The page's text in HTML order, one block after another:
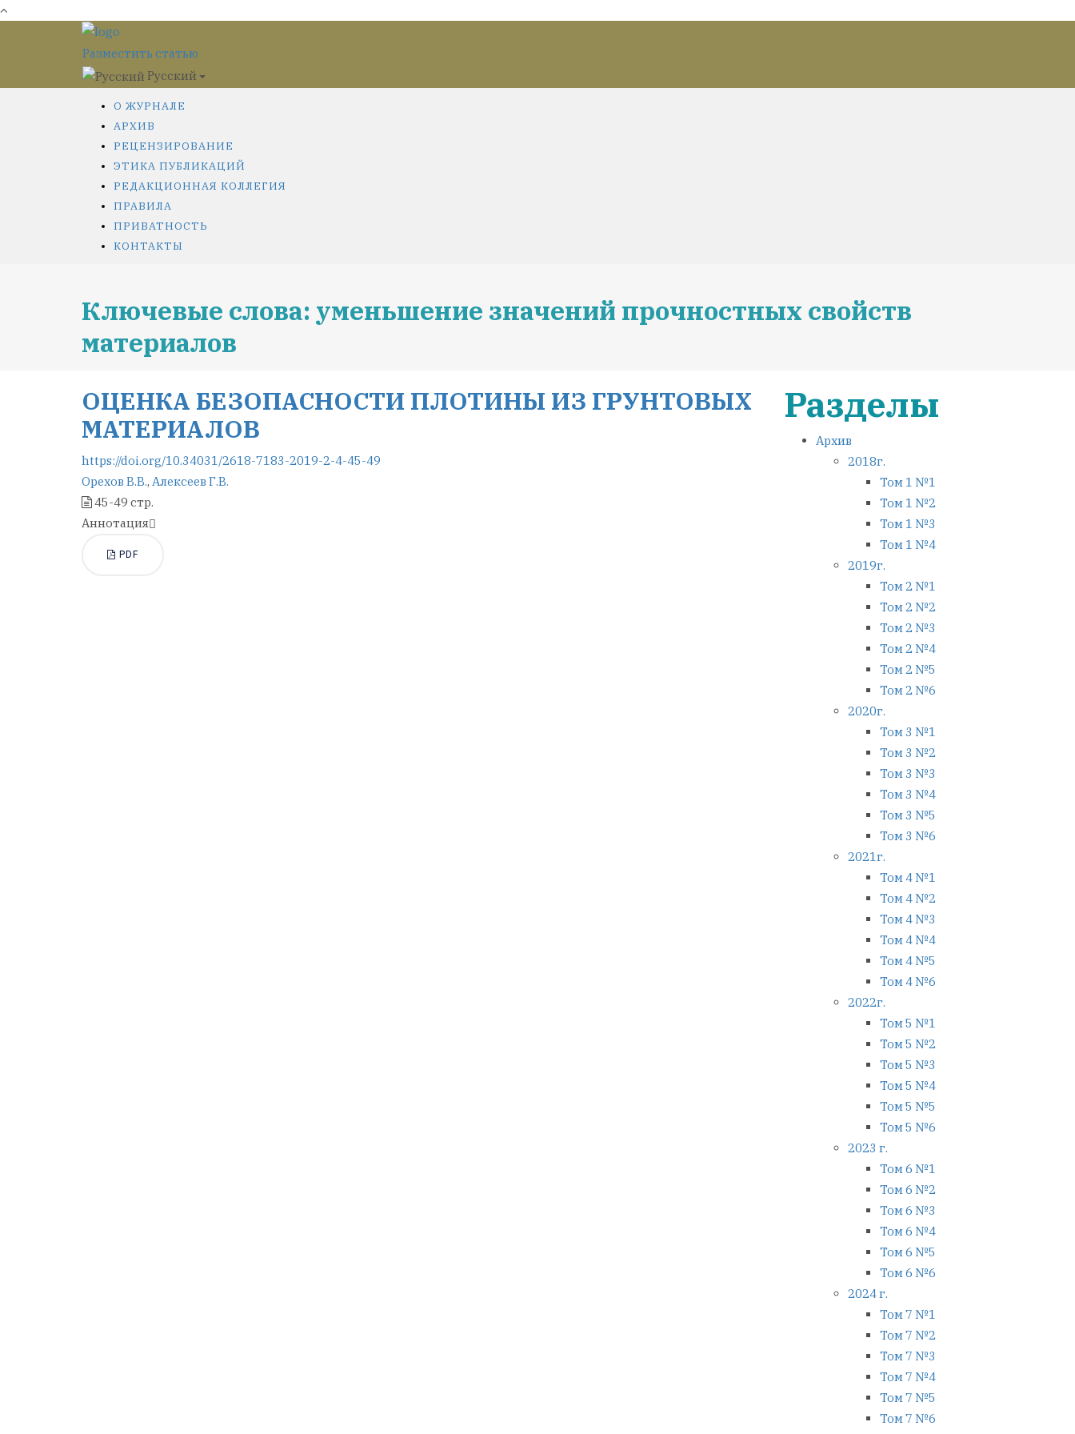
Разместить статью
Русский
О ЖУРНАЛЕ
АРХИВ
РЕЦЕНЗИРОВАНИЕ
ЭТИКА ПУБЛИКАЦИЙ
РЕДАКЦИОННАЯ КОЛЛЕГИЯ
ПРАВИЛА
ПРИВАТНОСТЬ
КОНТАКТЫ
Ключевые слова: уменьшение значений прочностных свойств
материалов
ОЦЕНКА БЕЗОПАСНОСТИ ПЛОТИНЫ ИЗ ГРУНТОВЫХ
МАТЕРИАЛОВ
https://doi.org/10.34031/2618-7183-2019-2-4-45-49
Орехов В.В., Алексеев Г.В.
45-49 стр.
Аннотация
PDF
Разделы
Архив
2018г.
Том 1 №1
Том 1 №2
Том 1 №3
Том 1 №4
2019г.
Том 2 №1
Том 2 №2
Том 2 №3
Том 2 №4
Том 2 №5
Том 2 №6
2020г.
Том 3 №1
Том 3 №2
Том 3 №3
Том 3 №4
Том 3 №5
Том 3 №6
2021г.
Том 4 №1
Том 4 №2
Том 4 №3
Том 4 №4
Том 4 №5
Том 4 №6
2022г.
Том 5 №1
Том 5 №2
Том 5 №3
Том 5 №4
Том 5 №5
Том 5 №6
2023 г.
Том 6 №1
Том 6 №2
Том 6 №3
Том 6 №4
Том 6 №5
Том 6 №6
2024 г.
Том 7 №1
Том 7 №2
Том 7 №3
Том 7 №4
Том 7 №5
Том 7 №6